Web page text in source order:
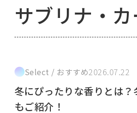
サブリナ・
Select / おすすめ2026.07.22
冬にぴったりな香りとは
もご紹介！